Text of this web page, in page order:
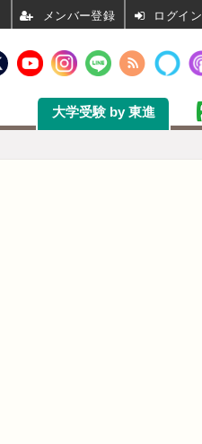
大学受験 by 東進
ログイン